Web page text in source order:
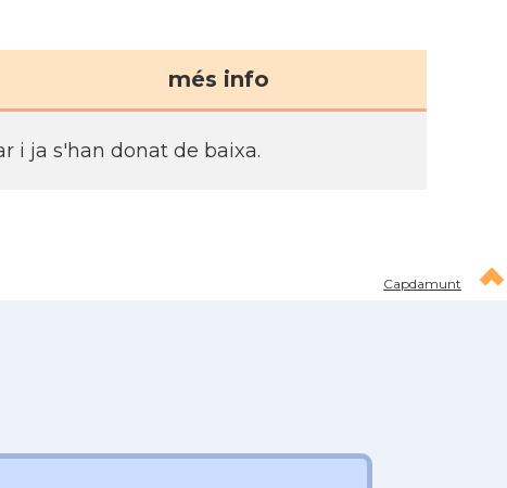
més info
i ja s'han donat de baixa.
Capdamunt